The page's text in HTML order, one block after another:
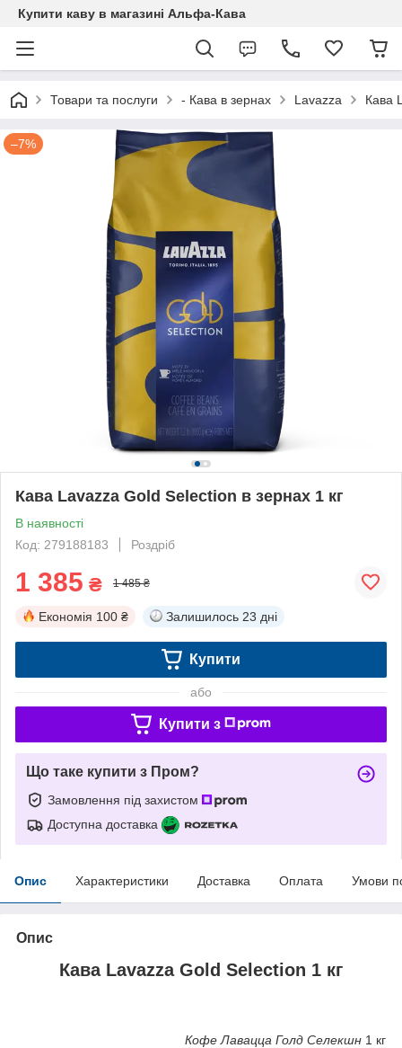
Купити каву в магазині Альфа-Кава
Товари та послуги - Кава в зернах Lavazza Кава
–7%
Кава Lavazza Gold Selection в зернах 1 кг
В наявності
Код: 279188183
Роздріб
1 385 ₴ 1 485 ₴
Економія 100 ₴ Залишилось 23 дні
Купити
або
Купити з
Що таке купити з Пром?
Замовлення під захистом
Доступна доставка
Опис Характеристики Доставка Оплата Умови
Опис
Кава Lavazza Gold Selection 1 кг
Кофе Лавацца Голд Селекшн 1 кг